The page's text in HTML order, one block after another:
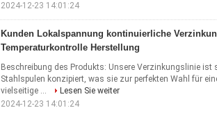
2024-12-23 14:01:24
Kunden Lokalspannung kontinuierliche
Temperaturkontrolle Herstellung
Beschreibung des Produkts: Unsere Verzinkungslinie
Stahlspulen konzipiert, was sie zur perfekten Wahl für
vielseitige ...
Lesen Sie weiter
2024-12-23 14:01:24